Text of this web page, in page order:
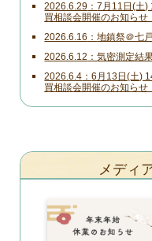
2026.6.29
7月11日(土)
買相談会開催のお知らせ
2026.6.16 地鎮祭＠七
2026.6.12 気密測定結
2026.6.4
6月13日(土)
買相談会開催のお知らせ
メディ